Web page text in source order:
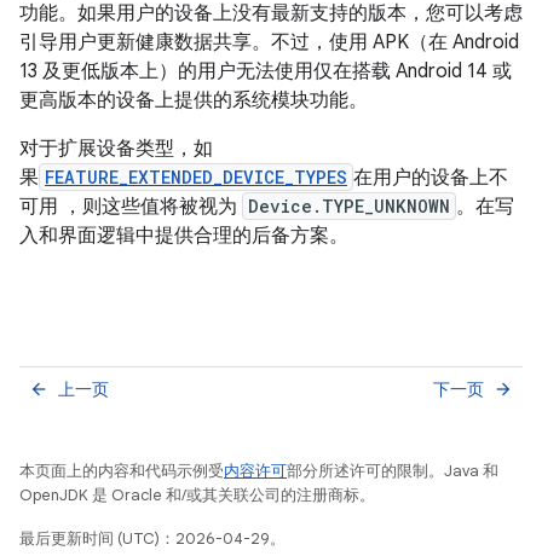
功能。如果用户的设备上没有最新支持的版本，您可以考虑
引导用户更新健康数据共享。不过，使用 APK（在 Android
13 及更低版本上）的用户无法使用仅在搭载 Android 14 或
更高版本的设备上提供的系统模块功能。
对于扩展设备类型，如
果 FEATURE_EXTENDED_DEVICE_TYPES 在用户的设备上不
可用 ，则这些值将被视为 Device.TYPE_UNKNOWN 。在写
入和界面逻辑中提供合理的后备方案。
上一页
arrow_back 下一页 arrow_forward
本页面上的内容和代码示例受内容许可部分所述许可的限制。Java 和
OpenJDK 是 Oracle 和/或其关联公司的注册商标。
最后更新时间 (UTC)：2026-04-29。